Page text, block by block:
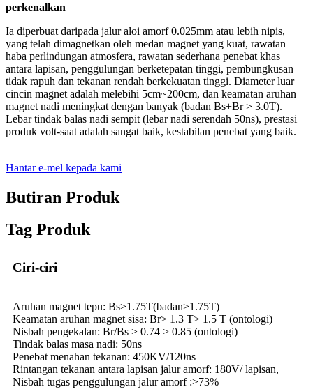
perkenalkan
Ia diperbuat daripada jalur aloi amorf 0.025mm atau lebih nipis,
yang telah dimagnetkan oleh medan magnet yang kuat, rawatan
haba perlindungan atmosfera, rawatan sederhana penebat khas
antara lapisan, penggulungan berketepatan tinggi, pembungkusan
tidak rapuh dan tekanan rendah berkekuatan tinggi. Diameter luar
cincin magnet adalah melebihi 5cm~200cm, dan keamatan aruhan
magnet nadi meningkat dengan banyak (badan Bs+Br > 3.0T).
Lebar tindak balas nadi sempit (lebar nadi serendah 50ns), prestasi
produk volt-saat adalah sangat baik, kestabilan penebat yang baik.
Hantar e-mel kepada kami
Butiran Produk
Tag Produk
Ciri-ciri
Aruhan magnet tepu: Bs>1.75T(badan>1.75T)
Keamatan aruhan magnet sisa: Br> 1.3 T> 1.5 T (ontologi)
Nisbah pengekalan: Br/Bs > 0.74 > 0.85 (ontologi)
Tindak balas masa nadi: 50ns
Penebat menahan tekanan: 450KV/120ns
Rintangan tekanan antara lapisan jalur amorf: 180V/ lapisan,
Nisbah tugas penggulungan jalur amorf :>73%